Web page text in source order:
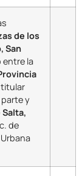
de los
San
entre la
y
de